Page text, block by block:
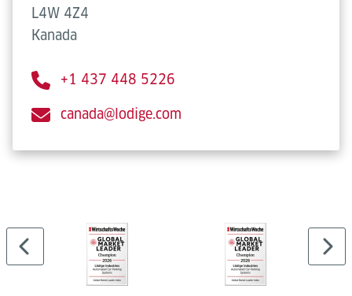
L4W 4Z4
Kanada
+1 437 448 5226
canada@lodige.com